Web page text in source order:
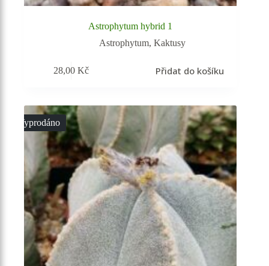
Astrophytum hybrid 1
Astrophytum,Kaktusy
28,00Kč Přidat do košíku
Vyprodáno